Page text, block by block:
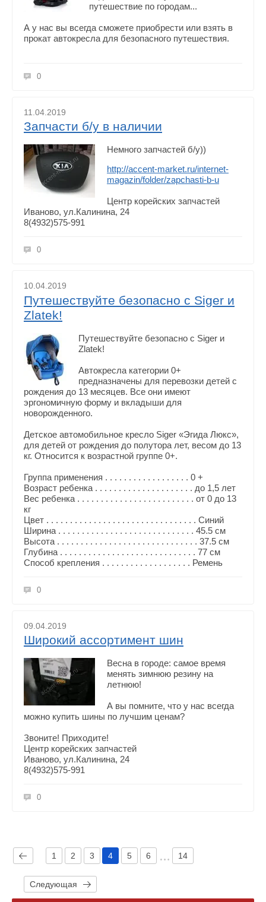
путешествие по городам...
А у нас вы всегда сможете приобрести или взять в
прокат автокресла для безопасного путешествия.
0
11.04.2019
Запчасти б/у в наличии
Немного запчастей б/у))
http://accent-market.ru/internet-
magazin/folder/zapchasti-b-u
Центр корейских запчастей
Иваново, ул.Калинина, 24
8(4932)575-991
0
10.04.2019
Путешествуйте безопасно с Siger и
Zlatek!
Путешествуйте безопасно с Siger и
Zlatek!
Автокресла категории 0+
предназначены для перевозки детей с
рождения до 13 месяцев. Все они имеют
эргономичную форму и вкладыши для
новорожденного.
Детское автомобильное кресло Siger «Эгида Люкс»,
для детей от рождения до полутора лет, весом до 13
кг. Относится к возрастной группе 0+.
Группа применения . . . . . . . . . . . . . . . . . . 0 +
Возраст ребенка . . . . . . . . . . . . . . . . . . . . . до 1,5 лет
Вес ребенка . . . . . . . . . . . . . . . . . . . . . . . . . от 0 до 13
кг
Цвет . . . . . . . . . . . . . . . . . . . . . . . . . . . . . . . . Синий
Ширина . . . . . . . . . . . . . . . . . . . . . . . . . . . . . 45.5 см
Высота . . . . . . . . . . . . . . . . . . . . . . . . . . . . . . 37.5 см
Глубина . . . . . . . . . . . . . . . . . . . . . . . . . . . . . 77 см
Способ крепления . . . . . . . . . . . . . . . . . . . Ремень
0
09.04.2019
Широкий ассортимент шин
Весна в городе: самое время
менять зимнюю резину на
летнюю!
А вы помните, что у нас всегда
можно купить шины по лучшим ценам?
Звоните! Приходите!
Центр корейских запчастей
Иваново, ул.Калинина, 24
8(4932)575-991
0
1 2 3 4 5 6 14
Следующая